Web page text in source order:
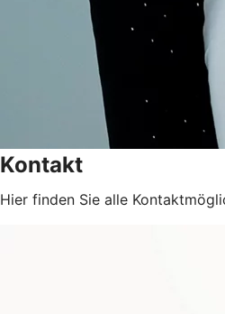
Kontakt
Hier finden Sie alle